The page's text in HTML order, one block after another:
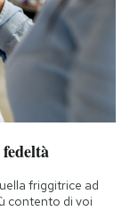
friggitrice ad
contento di voi